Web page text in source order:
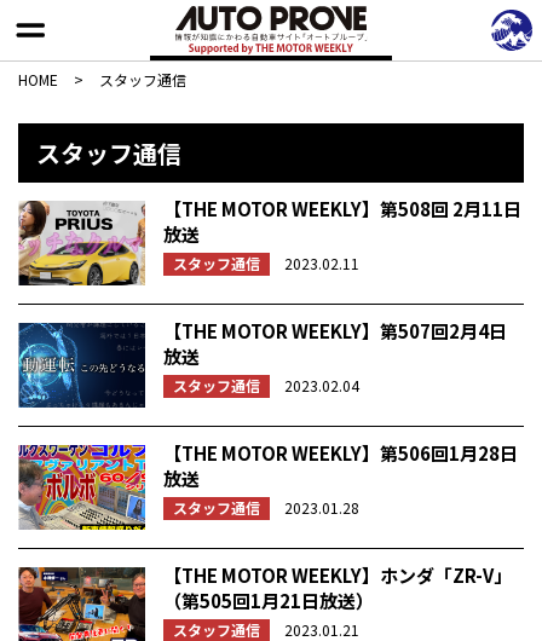
HOME > スタッフ通信
スタッフ通信
【THE MOTOR WEEKLY】第508回 2月11日
放送
スタッフ通信 2023.02.11
【THE MOTOR WEEKLY】第507回2月4日
放送
スタッフ通信 2023.02.04
【THE MOTOR WEEKLY】第506回1月28日
放送
スタッフ通信 2023.01.28
【THE MOTOR WEEKLY】ホンダ「ZR-V」
（第505回1月21日放送）
スタッフ通信 2023.01.21